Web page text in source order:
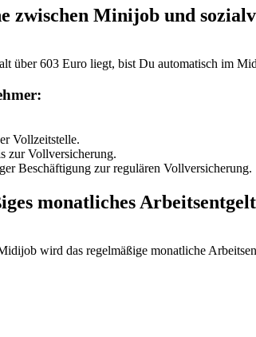
zwischen Minijob und
über 603 Euro liegt, bist Du automatisch im
Vollzeitstelle.
zur Vollversicherung.
Beschäftigung zur regulären Vollversicherung.
monatliches
wird das regelmäßige monatliche